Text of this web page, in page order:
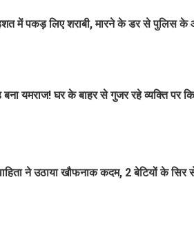
में पकड़ लिए शराबी, मारने के डर से पुलिस के
बना यमराज! घर के बाहर से गुजर रहे व्यक्ति पर
ने उठाया खौफनाक कदम, 2 बेटियों के सिर